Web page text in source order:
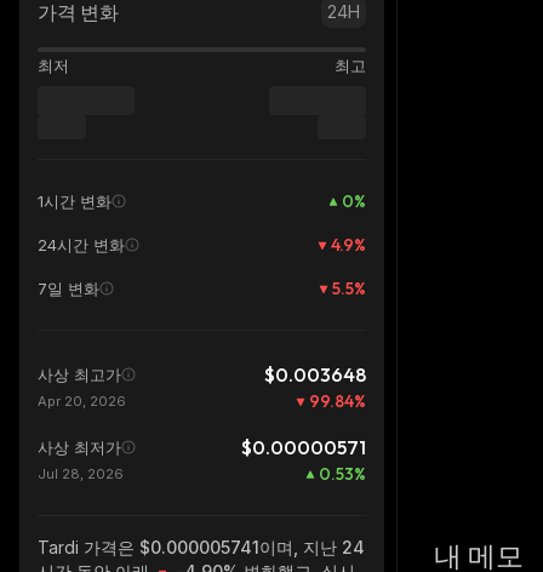
가격 변화 24H
최저 최고
1시간 변화 0%
24시간 변화 4.9%
7일 변화 5.5%
사상 최고가 $0.003648
Apr 20, 2026 99.84%
사상 최저가 $0.00000571
Jul 28, 2026 0.53%
Tardi 가격은 $0.000005741이며, 지난 24
내 메모